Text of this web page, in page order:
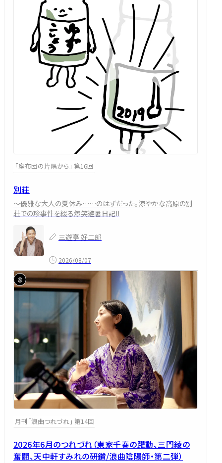
「座布団の片隅から」 第16回
別荘
～優雅な大人の夏休み……のはずだった。涼やかな高原の別
荘での珍事件を綴る爆笑避暑日記!!
三遊亭 好二郎
2026/08/07
月刊「浪曲つれづれ」 第14回
2026年6月のつれづれ（東家千春の躍動、三門綾の
奮闘、天中軒すみれの研鑽/浪曲陰陽師・第二弾）